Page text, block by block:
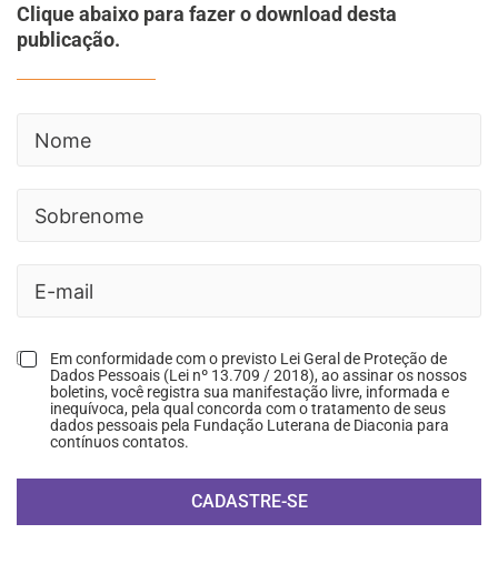
Clique abaixo para fazer o download desta
publicação.
Em conformidade com o previsto Lei Geral de Proteção de
Dados Pessoais (Lei nº 13.709 / 2018), ao assinar os nossos
boletins, você registra sua manifestação livre, informada e
inequívoca, pela qual concorda com o tratamento de seus
dados pessoais pela Fundação Luterana de Diaconia para
contínuos contatos.
CADASTRE-SE